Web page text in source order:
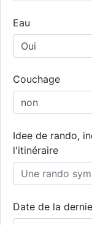
Eau
Couchage
Idee de rando,
l'itinéraire
Date de la